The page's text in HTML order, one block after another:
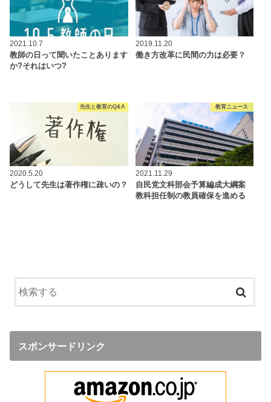
2021.10.7
教師の日って聞いたことあります
か?それはいつ?
2019.11.20
働き方改革に民間の力は必要？
先生と教育のQ&A
2020.5.20
どうして先生は著作権に疎いの？
教育ニュース
2021.11.29
自民党文科部会予算編成大綱案
教科担任制の教員確保を進める
スポンサードリンク